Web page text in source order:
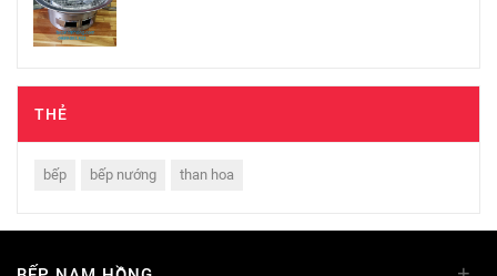
THẺ
bếp bếp nướng than hoa